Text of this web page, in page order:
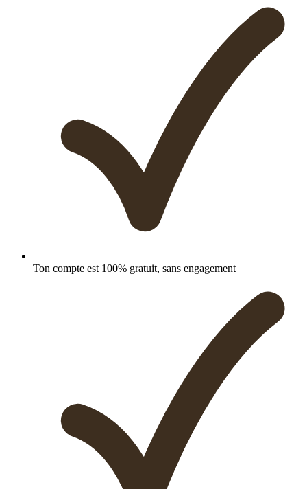
Ton compte est 100% gratuit, sans engagement